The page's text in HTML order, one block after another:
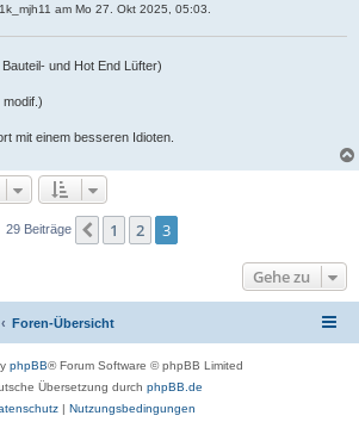
am Mo 27. Okt 2025, 05:03.
und Hot End Lüfter)
mit einem besseren Idioten.
29 Beiträge Vorherige
1 2 3
Gehe zu
Foren-Übersicht
phpBB® Forum Software © phpBB Limited
Übersetzung durch phpBB.de
| Nutzungsbedingungen